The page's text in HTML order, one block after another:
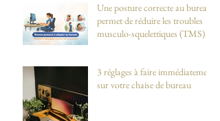
Une posture correcte au bureau
permet de réduire les troubles
musculo-squelettiques (TMS)
3 réglages à faire immédiatement
sur votre chaise de bureau